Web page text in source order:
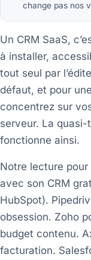
change pas nos
Un CRM SaaS,
à installer,
tout seul par
défaut, et pour
concentrez sur
serveur. La quasi-
fonctionne ainsi.
Notre lecture pour
avec son CRM
HubSpot).
obsession. Zoho
budget contenu.
facturation.